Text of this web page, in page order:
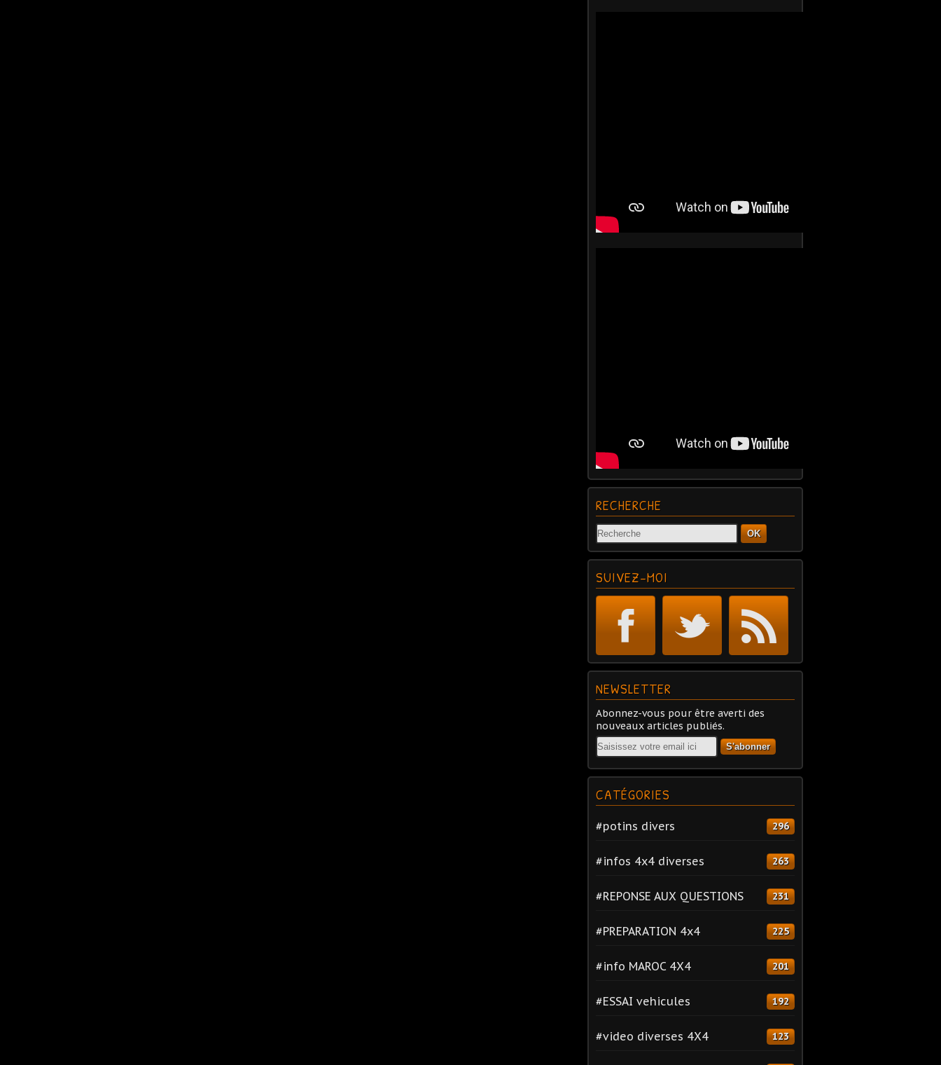
RECHERCHE
OK
SUIVEZ-MOI
NEWSLETTER
Abonnez-vous pour être averti des
nouveaux articles publiés.
Email
CATÉGORIES
#potins divers 296
#infos 4x4 diverses 263
#REPONSE AUX QUESTIONS 231
#PREPARATION 4x4 225
#info MAROC 4X4 201
#ESSAI vehicules 192
#video diverses 4X4 123